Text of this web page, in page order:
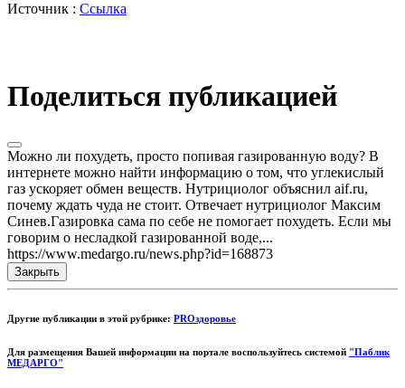
Источник : Ссылка
Поделиться публикацией
Можно ли похудеть, просто попивая газированную воду? В
интернете можно найти информацию о том, что углекислый
газ ускоряет обмен веществ. Нутрициолог объяснил aif.ru,
почему ждать чуда не стоит. Отвечает нутрициолог Максим
Синев.Газировка сама по себе не помогает похудеть. Если мы
говорим о несладкой газированной воде,...
https://www.medargo.ru/news.php?id=168873
Закрыть
Другие публикации в этой рубрике: PROздоровье
Для размещения Вашей информации на портале воспользуйтесь системой "Паблик
МЕДАРГО"